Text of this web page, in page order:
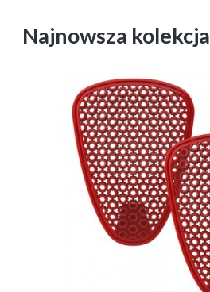
Najnowsza kolekcja